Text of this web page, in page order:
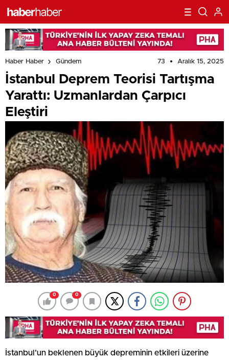
Haber Haber Gündem 73 Aralık 15, 2025
İstanbul Deprem Teorisi Tartışma
Yarattı: Uzmanlardan Çarpıcı
Eleştiri
0 0
İstanbul’un beklenen büyük depreminin etkileri üzerine